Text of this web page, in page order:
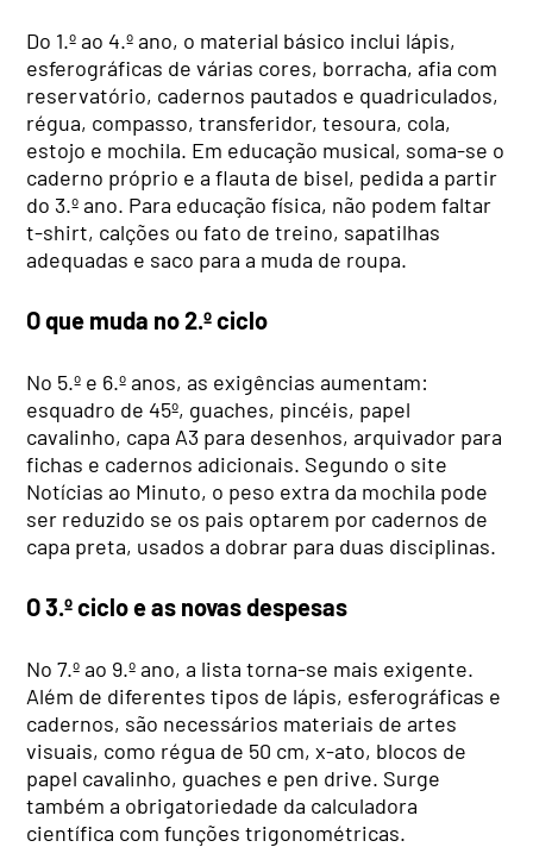
Do 1.º ao 4.º ano, o material básico inclui lápis,
esferográficas de várias cores, borracha, afia com
reservatório, cadernos pautados e quadriculados,
régua, compasso, transferidor, tesoura, cola,
estojo e mochila. Em educação musical, soma-se o
caderno próprio e a flauta de bisel, pedida a partir
do 3.º ano. Para educação física, não podem faltar
t-shirt, calções ou fato de treino, sapatilhas
adequadas e saco para a muda de roupa.
O que muda no 2.º ciclo
No 5.º e 6.º anos, as exigências aumentam:
esquadro de 45º, guaches, pincéis, papel
cavalinho, capa A3 para desenhos, arquivador para
fichas e cadernos adicionais. Segundo o site
Notícias ao Minuto, o peso extra da mochila pode
ser reduzido se os pais optarem por cadernos de
capa preta, usados a dobrar para duas disciplinas.
O 3.º ciclo e as novas despesas
No 7.º ao 9.º ano, a lista torna-se mais exigente.
Além de diferentes tipos de lápis, esferográficas e
cadernos, são necessários materiais de artes
visuais, como régua de 50 cm, x-ato, blocos de
papel cavalinho, guaches e pen drive. Surge
também a obrigatoriedade da calculadora
científica com funções trigonométricas.